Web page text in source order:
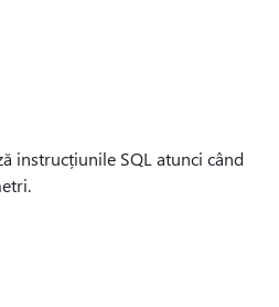
instrucțiunile SQL atunci când